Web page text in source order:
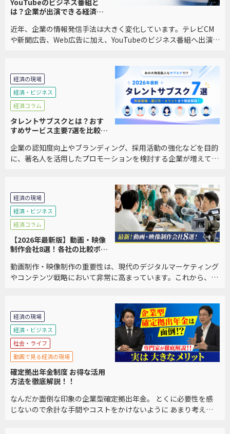
YouTubeのビジネス番組と
は？企業が出演できる経済番
方も解説
近年、企業の情報発信手法は大きく変化しています。テレビCM
や新聞広告、Web広告に加え、YouTubeのビジネス番組へ出演
経済の現場
経済・ビジネス
経済コラム
タレントサブスクとは？おす
すめサービス主要7選を比較｜
底解説
企業の認知度向上やブランディング、採用活動の強化などを目的
に、著名人を活用したプロモーションを検討する企業が増えてい
経済の現場
経済・ビジネス
経済コラム
【2026年最新版】動画・映像
制作会社8選！各社の比較ポイ
動画制作・映像制作の重要性は、現代のデジタルマーケティング
やコンテンツ戦略において非常に高まっています。これから、動
経済の現場
経済・ビジネス
社会・ライフ
動画で見る経済の現場
確定拠出年金制度 お得な活用
方法を徹底解説！！
なんだか面倒な印象の企業型確定拠出年金。 とくに必要性を感
じないので余計な手間やコストをかけないように あまり考えな